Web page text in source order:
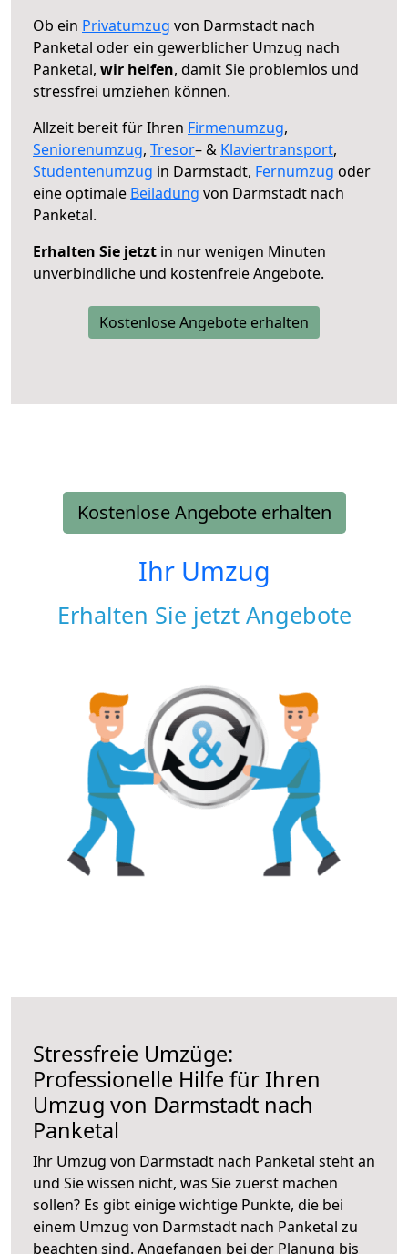
Ob ein Privatumzug von Darmstadt nach
Panketal oder ein gewerblicher Umzug nach
Panketal, wir helfen, damit Sie problemlos und
stressfrei umziehen können.
Allzeit bereit für Ihren Firmenumzug,
Seniorenumzug, Tresor– & Klaviertransport,
Studentenumzug in Darmstadt, Fernumzug oder
eine optimale Beiladung von Darmstadt nach
Panketal.
Erhalten Sie jetzt in nur wenigen Minuten
unverbindliche und kostenfreie Angebote.
Kostenlose Angebote erhalten
Kostenlose Angebote erhalten
Ihr Umzug
Erhalten Sie jetzt Angebote
Stressfreie Umzüge:
Professionelle Hilfe für Ihren
Umzug von Darmstadt nach
Panketal
Ihr Umzug von Darmstadt nach Panketal steht an
und Sie wissen nicht, was Sie zuerst machen
sollen? Es gibt einige wichtige Punkte, die bei
einem Umzug von Darmstadt nach Panketal zu
beachten sind. Angefangen bei der Planung bis